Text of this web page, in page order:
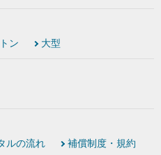
ン 大型
ルの流れ 補償制度・規約